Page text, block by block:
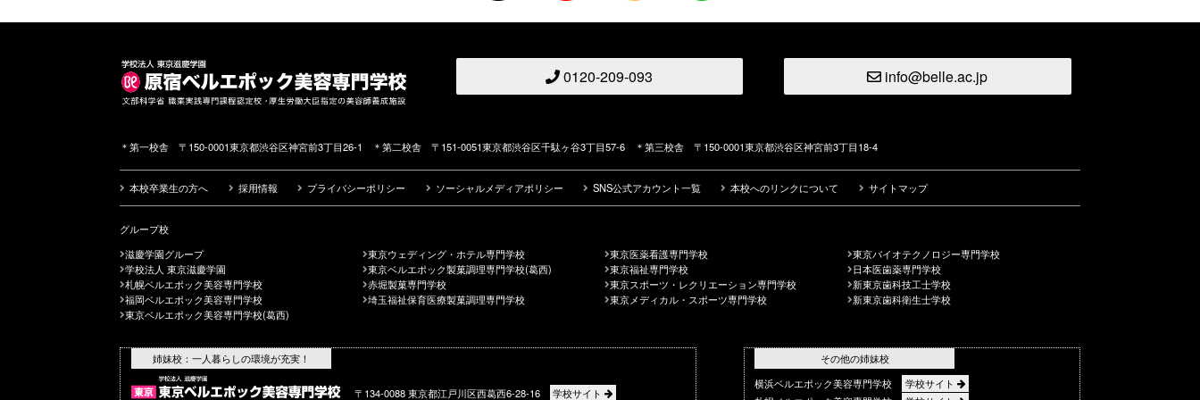
0120-209-093 info@belle.ac.jp
＊第一校舎 〒150-0001東京都渋谷区神宮前3丁目26-1 ＊第二校舎 〒151-0051東京都渋谷区千駄ヶ谷3丁目57-6 ＊第三校舎 〒150-0001東京都渋谷区神宮前3丁目18-4
本校卒業生の方へ 採用情報 プライバシーポリシー ソーシャルメディアポリシー SNS公式アカウント一覧 本校へのリンクについて サイトマップ
グループ校
滋慶学園グループ
学校法人 東京滋慶学園
札幌ベルエポック美容専門学校
福岡ベルエポック美容専門学校
東京ベルエポック美容専門学校(葛西)
東京ウェディング・ホテル専門学校
東京ベルエポック製菓調理専門学校(葛西)
赤堀製菓専門学校
埼玉福祉保育医療製菓調理専門学校
東京医薬看護専門学校
東京福祉専門学校
東京スポーツ・レクリエーション専門学校
東京メディカル・スポーツ専門学校
東京バイオテクノロジー専門学校
日本医歯薬専門学校
新東京歯科技工士学校
新東京歯科衛生士学校
姉妹校：一人暮らしの環境が充実！
〒134-0088 東京都江戸川区西葛西6-28-16 学校サイト
その他の姉妹校
横浜ベルエポック美容専門学校
学校サイト